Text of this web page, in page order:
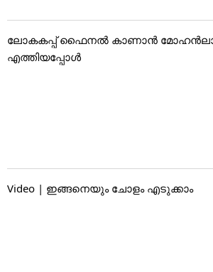
ലോകകപ്പ് ഫൈനൽ കാണാൻ
എത്തിയപ്പോൾ
Video | ഇങ്ങനെയും ചോളം എടുക്കാം